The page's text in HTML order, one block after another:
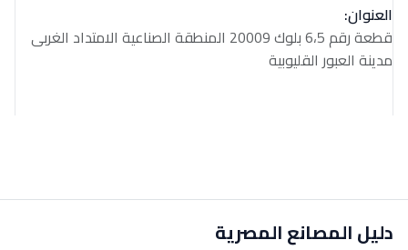
العنوان:
قطعة رقم 6،5 بلوك 20009 المنطقة الصناعية الامتداد الغربى
مدينة العبور القليوبية
دليل المصانع المصرية